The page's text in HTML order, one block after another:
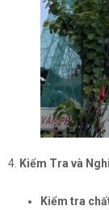
4. Kiểm Tra và
Kiểm tra